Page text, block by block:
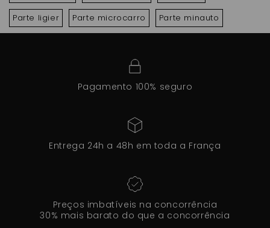
Parte ligier Parte microcarro Parte minauto
Pagamento 100% seguro
Entrega 24h a 48h em toda a França
Preços imbatíveis na concorrência
30% mais barato do que a concorrência